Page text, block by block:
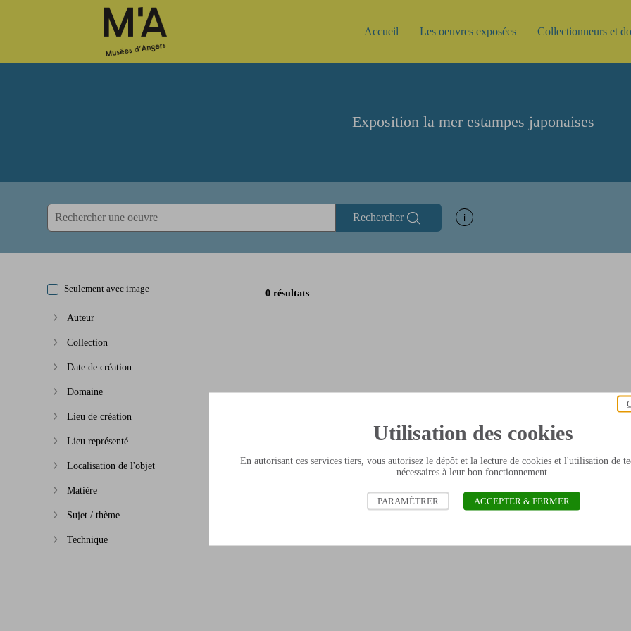
Accèder directement au contenu
Accèder directement au contenu Accueil Les oeuvres exposées Collectionneurs et
Exposition la mer estampes japonaises
Rechercher Afficher les informations d'aide à la
Seulement avec image
Afficher plus
Auteur
Afficher plus
Collection
Afficher plus
Date de création
Afficher plus
Domaine
Afficher plus
Lieu de création
Afficher plus
Lieu représenté
Afficher plus
Localisation de l'objet
Afficher plus
Matière
Afficher plus
Sujet / thème
Afficher plus
Technique
0 résultats
Utilisation des cookies
En autorisant ces services tiers, vous autorisez le dépôt et la lecture de cookies et l'utilisation de
nécessaires à leur bon fonctionnement.
PARAMÉTRER ACCEPTER & FERMER